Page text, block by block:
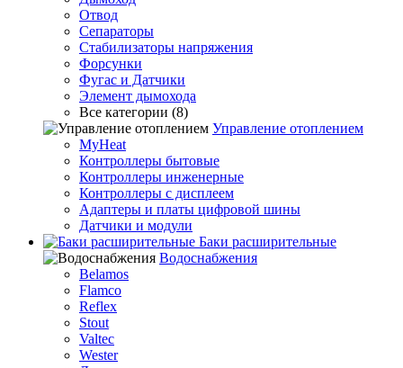
Отвод
Сепараторы
Стабилизаторы напряжения
Форсунки
Фугас и Датчики
Элемент дымохода
Все категории (8)
Управление отоплением
MyHeat
Контроллеры бытовые
Контроллеры инженерные
Контроллеры с дисплеем
Адаптеры и платы цифровой шины
Датчики и модули
Баки расширительные
Водоснабжения
Belamos
Flamco
Reflex
Stout
Valtec
Wester